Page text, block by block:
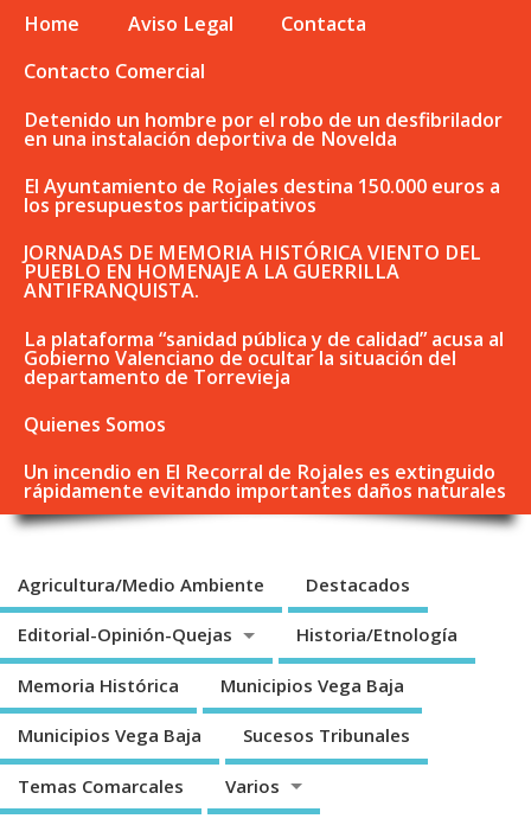
Home Aviso Legal
Contacta
Contacto Comercial
Detenido un hombre por el robo de un desfibrilador
en una instalación deportiva de Novelda
El Ayuntamiento de Rojales destina 150.000 euros a
los presupuestos participativos
JORNADAS DE MEMORIA HISTÓRICA VIENTO DEL
PUEBLO EN HOMENAJE A LA GUERRILLA
ANTIFRANQUISTA.
La plataforma “sanidad pública y de calidad” acusa al
Gobierno Valenciano de ocultar la situación del
departamento de Torrevieja
Quienes Somos
Un incendio en El Recorral de Rojales es extinguido
rápidamente evitando importantes daños naturales
Agricultura/Medio Ambiente Destacados
Editorial-Opinión-Quejas Historia/Etnología
Memoria Histórica Municipios Vega Baja
Municipios Vega Baja Sucesos Tribunales
Temas Comarcales Varios